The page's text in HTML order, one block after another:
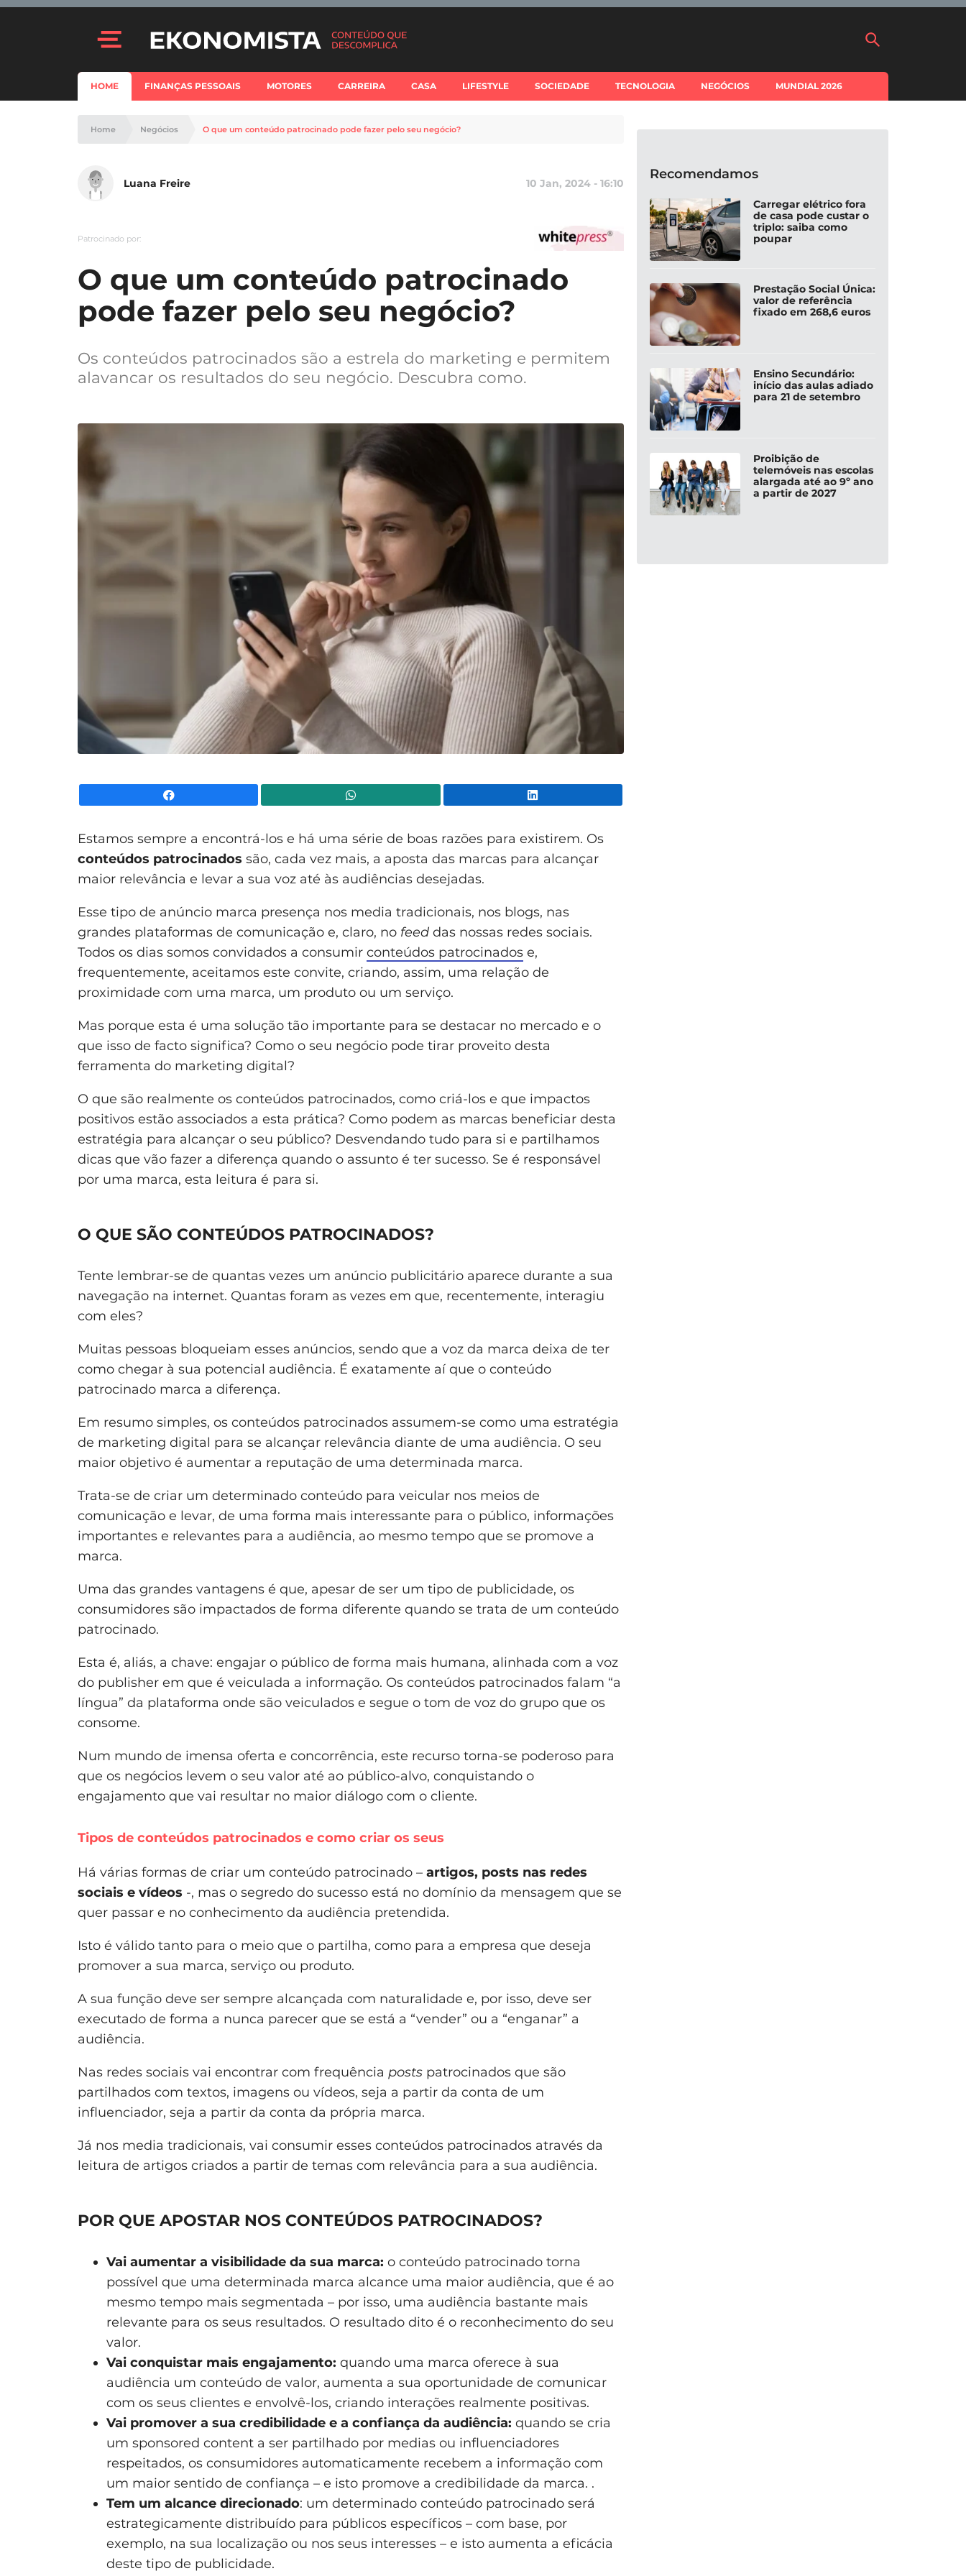
HOME FINANÇAS PESSOAIS MOTORES CARREIRA CASA LIFESTYLE SOCIEDADE TECNOLOGIA NEGÓCIOS MUNDIAL 2026
Home Negócios O que um conteúdo patrocinado pode fazer pelo seu negócio?
Luana Freire 10 Jan, 2024 - 16:10
O que um conteúdo patrocinado
pode fazer pelo seu negócio?
Patrocinado por:
Os conteúdos patrocinados são a estrela do marketing e permitem
alavancar os resultados do seu negócio. Descubra como.
Estamos sempre a encontrá-los e há uma série de boas razões para existirem. Os
conteúdos patrocinados são, cada vez mais, a aposta das marcas para alcançar
maior relevância e levar a sua voz até às audiências desejadas.
Esse tipo de anúncio marca presença nos media tradicionais, nos blogs, nas
grandes plataformas de comunicação e, claro, no feed das nossas redes sociais.
Todos os dias somos convidados a consumir conteúdos patrocinados e,
frequentemente, aceitamos este convite, criando, assim, uma relação de
proximidade com uma marca, um produto ou um serviço.
Mas porque esta é uma solução tão importante para se destacar no mercado e o
que isso de facto significa? Como o seu negócio pode tirar proveito desta
ferramenta do marketing digital?
O que são realmente os conteúdos patrocinados, como criá-los e que impactos
positivos estão associados a esta prática? Como podem as marcas beneficiar desta
estratégia para alcançar o seu público? Desvendando tudo para si e partilhamos
dicas que vão fazer a diferença quando o assunto é ter sucesso. Se é responsável
por uma marca, esta leitura é para si.
O QUE SÃO CONTEÚDOS PATROCINADOS?
Tente lembrar-se de quantas vezes um anúncio publicitário aparece durante a sua
navegação na internet. Quantas foram as vezes em que, recentemente, interagiu
com eles?
Muitas pessoas bloqueiam esses anúncios, sendo que a voz da marca deixa de ter
como chegar à sua potencial audiência. É exatamente aí que o conteúdo
patrocinado marca a diferença.
Em resumo simples, os conteúdos patrocinados assumem-se como uma estratégia
de marketing digital para se alcançar relevância diante de uma audiência. O seu
maior objetivo é aumentar a reputação de uma determinada marca.
Trata-se de criar um determinado conteúdo para veicular nos meios de
comunicação e levar, de uma forma mais interessante para o público, informações
importantes e relevantes para a audiência, ao mesmo tempo que se promove a
marca.
Uma das grandes vantagens é que, apesar de ser um tipo de publicidade, os
consumidores são impactados de forma diferente quando se trata de um conteúdo
patrocinado.
Esta é, aliás, a chave: engajar o público de forma mais humana, alinhada com a voz
do publisher em que é veiculada a informação. Os conteúdos patrocinados falam “a
língua” da plataforma onde são veiculados e segue o tom de voz do grupo que os
consome.
Num mundo de imensa oferta e concorrência, este recurso torna-se poderoso para
que os negócios levem o seu valor até ao público-alvo, conquistando o
engajamento que vai resultar no maior diálogo com o cliente.
Tipos de conteúdos patrocinados e como criar os seus
Há várias formas de criar um conteúdo patrocinado – artigos, posts nas redes
sociais e vídeos -, mas o segredo do sucesso está no domínio da mensagem que se
quer passar e no conhecimento da audiência pretendida.
Isto é válido tanto para o meio que o partilha, como para a empresa que deseja
promover a sua marca, serviço ou produto.
A sua função deve ser sempre alcançada com naturalidade e, por isso, deve ser
executado de forma a nunca parecer que se está a “vender” ou a “enganar” a
audiência.
Nas redes sociais vai encontrar com frequência posts patrocinados que são
partilhados com textos, imagens ou vídeos, seja a partir da conta de um
influenciador, seja a partir da conta da própria marca.
Já nos media tradicionais, vai consumir esses conteúdos patrocinados através da
leitura de artigos criados a partir de temas com relevância para a sua audiência.
POR QUE APOSTAR NOS CONTEÚDOS PATROCINADOS?
Vai aumentar a visibilidade da sua marca: o conteúdo patrocinado torna
possível que uma determinada marca alcance uma maior audiência, que é ao
mesmo tempo mais segmentada – por isso, uma audiência bastante mais
relevante para os seus resultados. O resultado dito é o reconhecimento do seu
valor.
Vai conquistar mais engajamento: quando uma marca oferece à sua
audiência um conteúdo de valor, aumenta a sua oportunidade de comunicar
com os seus clientes e envolvê-los, criando interações realmente positivas.
Vai promover a sua credibilidade e a confiança da audiência: quando se cria
um sponsored content a ser partilhado por medias ou influenciadores
respeitados, os consumidores automaticamente recebem a informação com
um maior sentido de confiança – e isto promove a credibilidade da marca. .
Tem um alcance direcionado: um determinado conteúdo patrocinado será
estrategicamente distribuído para públicos específicos – com base, por
exemplo, na sua localização ou nos seus interesses – e isto aumenta a eficácia
deste tipo de publicidade.
Recomendamos
Carregar elétrico fora
de casa pode custar o
triplo: saiba como
poupar
Prestação Social Única:
valor de referência
fixado em 268,6 euros
Ensino Secundário:
início das aulas adiado
para 21 de setembro
Proibição de
telemóveis nas escolas
alargada até ao 9º ano
a partir de 2027